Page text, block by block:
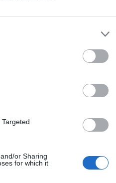
or Sharing
for which it
ogni sera, tra
e burraco